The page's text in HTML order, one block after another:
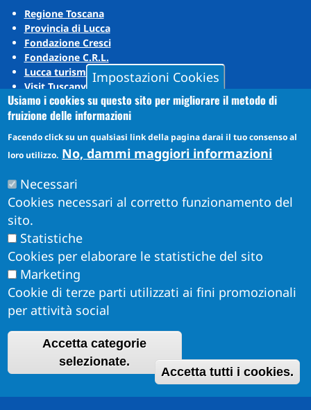
Regione Toscana
Provincia di Lucca
Fondazione Cresci
Fondazione C.R.L.
Lucca turismo
Visit Tuscany
Puccini Lands
Social media
YouTube
Obiettivi di Accessibilità per l'anno 2026
Dichiarazione di Accessibilità
Info Accessibilità e meccanismo di feedback
Impostazioni Cookies
Usiamo i cookies su questo sito per migliorare il metodo di
fruizione delle informazioni
Facendo click su un qualsiasi link della pagina darai il tuo consenso al
loro utilizzo. No, dammi maggiori informazioni
Necessari
Cookies necessari al corretto funzionamento del
sito.
Statistiche
Cookies per elaborare le statistiche del sito
Marketing
Cookie di terze parti utilizzati ai fini promozionali
per attività social
Accetta categorie
selezionate.
Accetta tutti i cookies.